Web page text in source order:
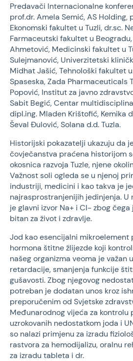
Predavači Internacionalne
prof.dr. Amela Semić, AS Holding,
Ekonomski fakultet u Tuzli, dr.sc.
Farmaceutski fakultet u
Ahmetović, Medicinski fakultet u
Sulejmanović, Univerzitetski
Midhat Jašić, Tehnološki fakultet u
Spaseska, Zada Pharmaceuticals
Popović, Institut za javno
Sabit Begić, Centar
dipl.ing. Mladen Krištofić, Kemika
Ševal Đulović, Solana d.d. Tuzla.
Historijski pokazatelji ukazuju da
čovječanstva praćena historijom
okosnica razvoja Tuzle, njene
Važnost soli ogleda se u njenoj
industriji, medicini i kao takva je
najrasprostranjenijih jedinjenja. U
je glavni izvor Na+ i Cl- zbog
bitan za život i zdravlje.
Jod kao esencijalni mikroelement
hormona štitne žlijezde koji
našeg organizma veoma je važan
retardacije, smanjenja funkcije
gušavosti. Zbog njegovog
potreban je dodatan unos kroz
preporučenim od Svjetske
Međunarodnog vijeća za kontrolu
uzrokovanih nedostatkom joda i
so nalazi primjenu za izradu
rastvora za hemodijalizu, oralnu
za izradu tableta i dr.